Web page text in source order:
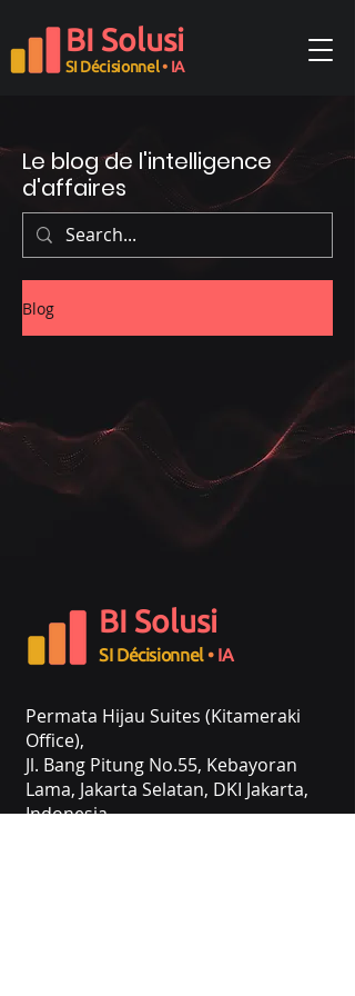
BI Solusi
SI Décisionnel• IA
Le blog de l'intelligence
d'affaires
Blog
BI Solusi
SI Décisionnel • IA
Permata Hijau Suites (Kitameraki
Office),
Jl. Bang Pitung No.55, Kebayoran
Lama, Jakarta Selatan, DKI Jakarta,
Indonesia.